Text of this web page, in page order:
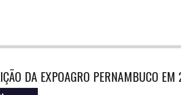
DA EXPOAGRO PERNAMBUCO EM